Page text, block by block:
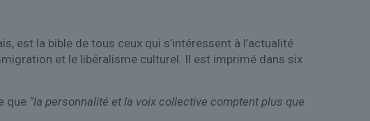
est la bible de tous ceux qui s’intéressent à l’actualité
et le libéralisme culturel. Il est imprimé dans six
que “la personnalité et la voix collective comptent plus que